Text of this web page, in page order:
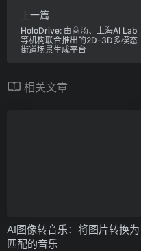
上一篇
HoloDrive: 由商汤、上海AI Lab
等机构联合推出的2D-3D多模态
街道场景生成平台
相关文章
AI图像转音乐：将图片转换为
匹配的音乐